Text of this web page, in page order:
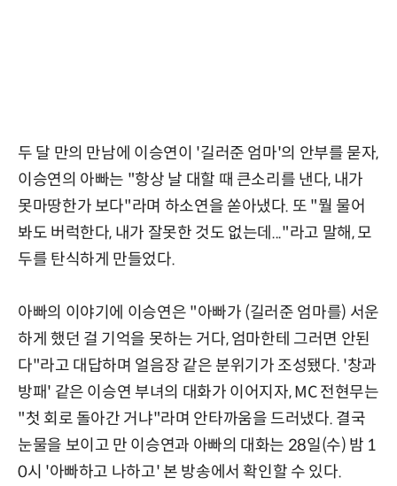
두 달 만의 만남에 이승연이 '길러준 엄마'의 안부를 묻자,
이승연의 아빠는 "항상 날 대할 때 큰소리를 낸다, 내가
못마땅한가 보다"라며 하소연을 쏟아냈다. 또 "뭘 물어
봐도 버럭한다, 내가 잘못한 것도 없는데..."라고 말해, 모
두를 탄식하게 만들었다.
아빠의 이야기에 이승연은 "아빠가 (길러준 엄마를) 서운
하게 했던 걸 기억을 못하는 거다, 엄마한테 그러면 안된
다"라고 대답하며 얼음장 같은 분위기가 조성됐다. '창과
방패' 같은 이승연 부녀의 대화가 이어지자, MC 전현무는
"첫 회로 돌아간 거냐"라며 안타까움을 드러냈다. 결국
눈물을 보이고 만 이승연과 아빠의 대화는 28일(수) 밤 1
0시 '아빠하고 나하고' 본 방송에서 확인할 수 있다.